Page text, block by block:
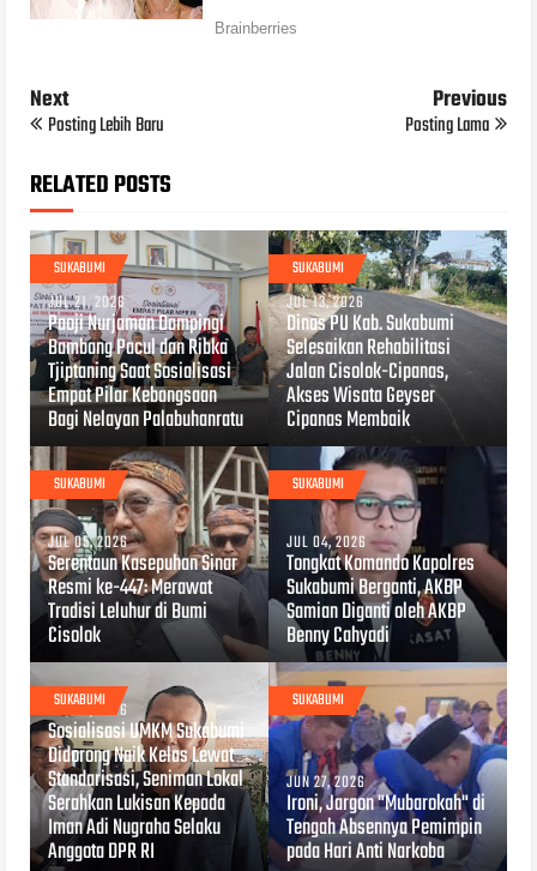
Next
Posting Lebih Baru
Previous
Posting Lama
RELATED POSTS
SUKABUMI
JUL 21, 2026
Paoji Nurjaman Dampingi
Bambang Pacul dan Ribka
Tjiptaning Saat Sosialisasi
Empat Pilar Kebangsaan
Bagi Nelayan Palabuhanratu
SUKABUMI
JUL 13, 2026
Dinas PU Kab. Sukabumi
Selesaikan Rehabilitasi
Jalan Cisolok-Cipanas,
Akses Wisata Geyser
Cipanas Membaik
SUKABUMI
JUL 05, 2026
Serentaun Kasepuhan Sinar
Resmi ke-447: Merawat
Tradisi Leluhur di Bumi
Cisolok
SUKABUMI
JUL 04, 2026
Tongkat Komando Kapolres
Sukabumi Berganti, AKBP
Samian Diganti oleh AKBP
Benny Cahyadi
SUKABUMI
JUL 04, 2026
Sosialisasi UMKM Sukabumi
Didorong Naik Kelas Lewat
Standarisasi, Seniman Lokal
Serahkan Lukisan Kepada
Iman Adi Nugraha Selaku
Anggota DPR RI
SUKABUMI
JUN 27, 2026
Ironi, Jargon "Mubarokah" di
Tengah Absennya Pemimpin
pada Hari Anti Narkoba